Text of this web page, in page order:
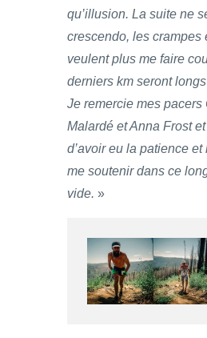
qu’illusion. La suite ne
crescendo, les crampes
veulent plus me faire
derniers km seront
Je remercie mes pacers
Malardé et Anna Frost
d’avoir eu la patience
me soutenir dans ce
vide. »